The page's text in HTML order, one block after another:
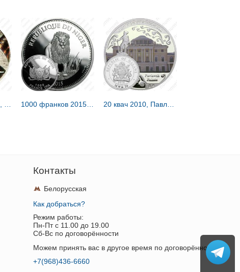
Контакты
Белорусская
Как добраться?
Режим работы:
Пн-Пт c 11.00 до 19.00
Сб-Вс по договорённости
Можем принять вас в другое время по договорённости.
+7(968)436-6660